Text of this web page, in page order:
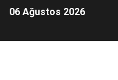
06 Ağustos 2026